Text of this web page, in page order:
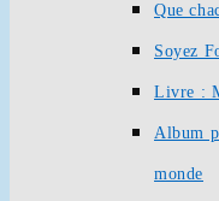
Que
Soyez
Livre :
Album
monde